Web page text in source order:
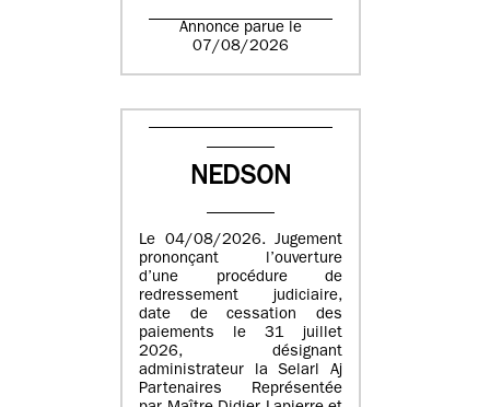
Annonce parue le
07/08/2026
NEDSON
Le 04/08/2026. Jugement
prononçant l’ouverture
d’une procédure de
redressement judiciaire,
date de cessation des
paiements le 31 juillet
2026, désignant
administrateur la Selarl Aj
Partenaires Représentée